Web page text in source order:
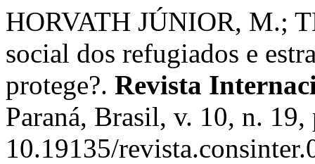
HORVATH JÚNIOR, M.;
social dos refugiados e
protege?. Revista
Paraná, Brasil, v. 10, n.
10.19135/